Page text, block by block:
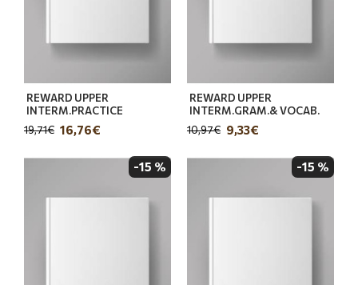
REWARD UPPER
INTERM.PRACTICE
16,76€
19,71€
REWARD UPPER
INTERM.GRAM.& VOCAB.
9,33€
10,97€
-15 % -15 %